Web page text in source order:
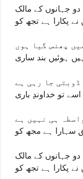
جہانوں کے مالک
پکارا ہے تجھ کو
پھنس گیا ہوں
ہوئیں بند ساری
ڈوبتی جا رہی ہے
اسے تو خداوندِ باری
ہی نہیں ہے
سہارا ہے مجھ کو
جہانوں کے مالک
پکارا ہے تجھ کو